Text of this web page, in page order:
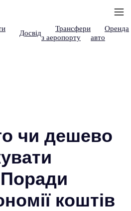
Досвід
Трансфери
з аеропорту
Оренда
авто
чи дешево
коштів